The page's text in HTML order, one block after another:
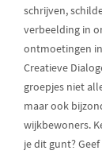
schrijven,
verbeelding in
ontmoetingen
Creatieve
groepjes niet
maar ook
wijkbewoners.
je dit gunt?